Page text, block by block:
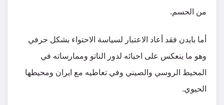
من الحسم.
أما بايدن فقد أعاد الاعتبار لسياسة الاحتواء بشكل حرفي
وهو ما ينعكس على احيائه لدور الناتو وممارساته في
المحيط الروسي والصيني وفي تعاطيه مع ايران ومحيطها
الحيوي.